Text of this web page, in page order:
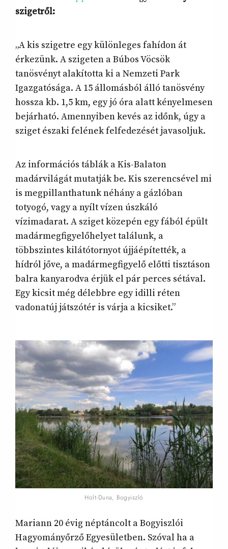
szigetről:
„A kis szigetre egy különleges fahídon át
érkezünk. A szigeten a Búbos Vöcsök
tanösvényt alakította ki a Nemzeti Park
Igazgatósága. A 15 állomásból álló tanösvény
hossza kb. 1,5 km, egy jó óra alatt kényelmesen
bejárható. Amennyiben kevés az időnk, úgy a
sziget északi felének felfedezését javasoljuk.
Az információs táblák a Kis-Balaton
madárvilágát mutatják be. Kis szerencsével mi
is megpillanthatunk néhány a gázlóban
totyogó, vagy a nyílt vízen úszkáló
vízimadarat. A sziget közepén egy fából épült
madármegfigyelőhelyet találunk, a
többszintes kilátótornyot újjáépítették, a
hídról jőve, a madármegfigyelő előtti tisztáson
balra kanyarodva érjük el pár perces sétával.
Egy kicsit még délebbre egy idilli réten
vadonatúj játszótér is várja a kicsiket.”
Holt-Duna, Bogyiszló
Mariann 20 évig néptáncolt a Bogyiszlói
Hagyományőrző Egyesületben. Szóval ha a